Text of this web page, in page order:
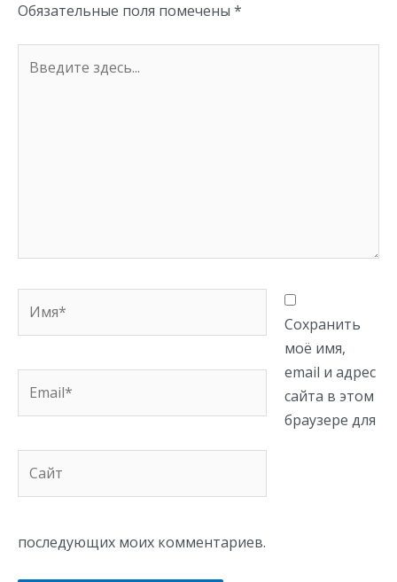
Обязательные поля помечены *
здесь...
Сохранить
моё имя,
email и адрес
сайта в этом
браузере для
последующих моих комментариев.